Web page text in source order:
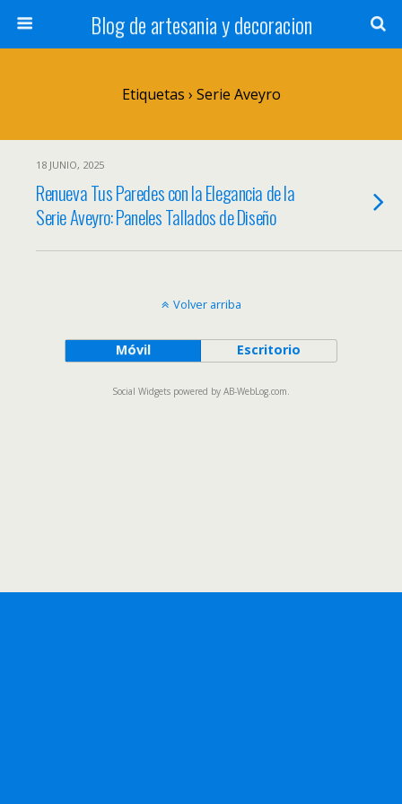
Blog de artesania y decoracion
Etiquetas › Serie Aveyro
18 JUNIO, 2025
Renueva Tus Paredes con la Elegancia de la
Serie Aveyro: Paneles Tallados de Diseño
Volver arriba
Móvil Escritorio
Social Widgets powered by AB-WebLog.com.